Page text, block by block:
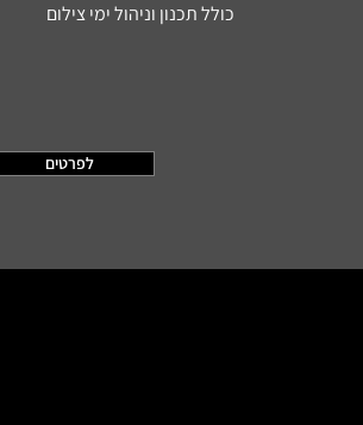
כוללתכנון וניהול ימי צילום
לפרטים